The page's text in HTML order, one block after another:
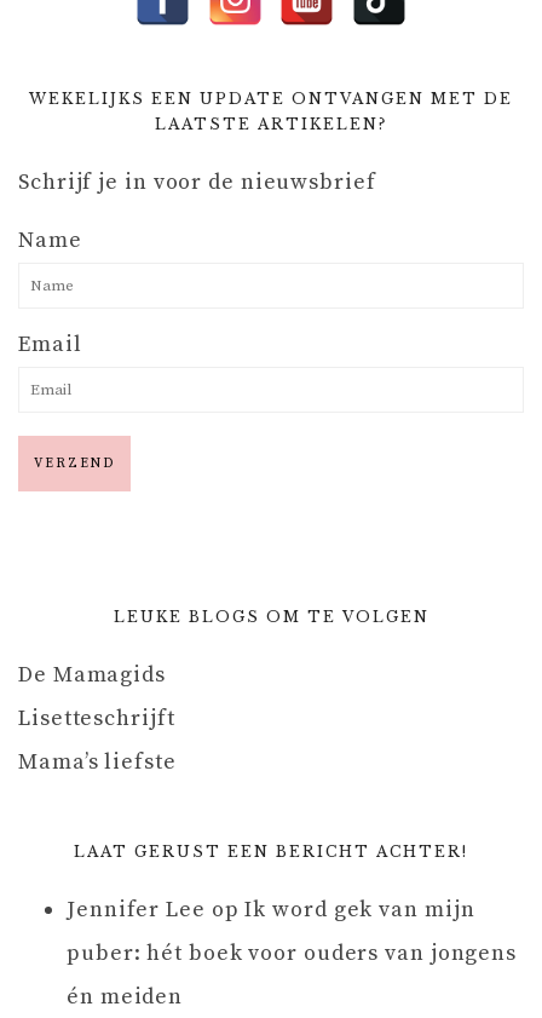
WEKELIJKS EEN UPDATE ONTVANGEN MET DE
LAATSTE ARTIKELEN?
Schrijf je in voor de nieuwsbrief
Name
Email
LEUKE BLOGS OM TE VOLGEN
De Mamagids
Lisetteschrijft
Mama’s liefste
LAAT GERUST EEN BERICHT ACHTER!
Jennifer Lee opIk word gek van mijn
puber: hét boek voor ouders van jongens
én meiden